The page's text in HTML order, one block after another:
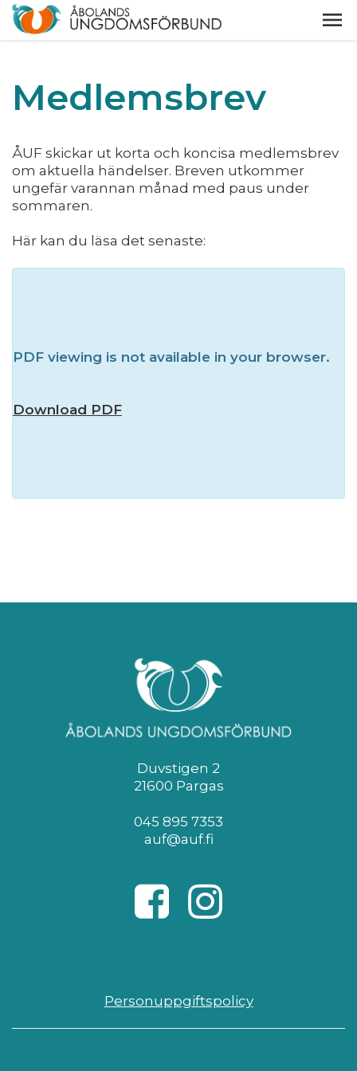
Medlemsbrev
ÅUF skickar ut korta och koncisa medlemsbrev
om aktuella händelser. Breven utkommer
ungefär varannan månad med paus under
sommaren.
Här kan du läsa det senaste:
PDF viewing is not available in your browser.
Download PDF
Duvstigen 2
21600 Pargas
045 895 7353
auf@auf.fi
Personuppgiftspolicy